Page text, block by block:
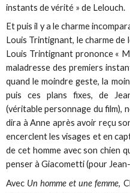
instants de vérité » de Lelouch.
Et puis il y a le charme
Louis Trintignant, le charme de
Louis Trintignant prononce «
maladresse des premiers
quand le moindre geste, la
puis ces plans fixes, de
(véritable personnage du film),
dira à Anne après avoir reçu
encerclent les visages et en
de cet homme avec son chien
penser à Giacometti (pour
Avec Un homme et une femme,